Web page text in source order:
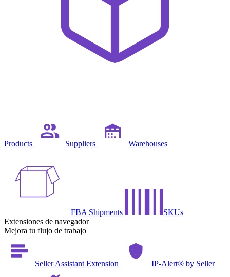
Products Suppliers Warehouses
FBA Shipments
SKUs
Extensiones de navegador
Mejora tu flujo de trabajo
Seller Assistant Extension IP-Alert® by Seller